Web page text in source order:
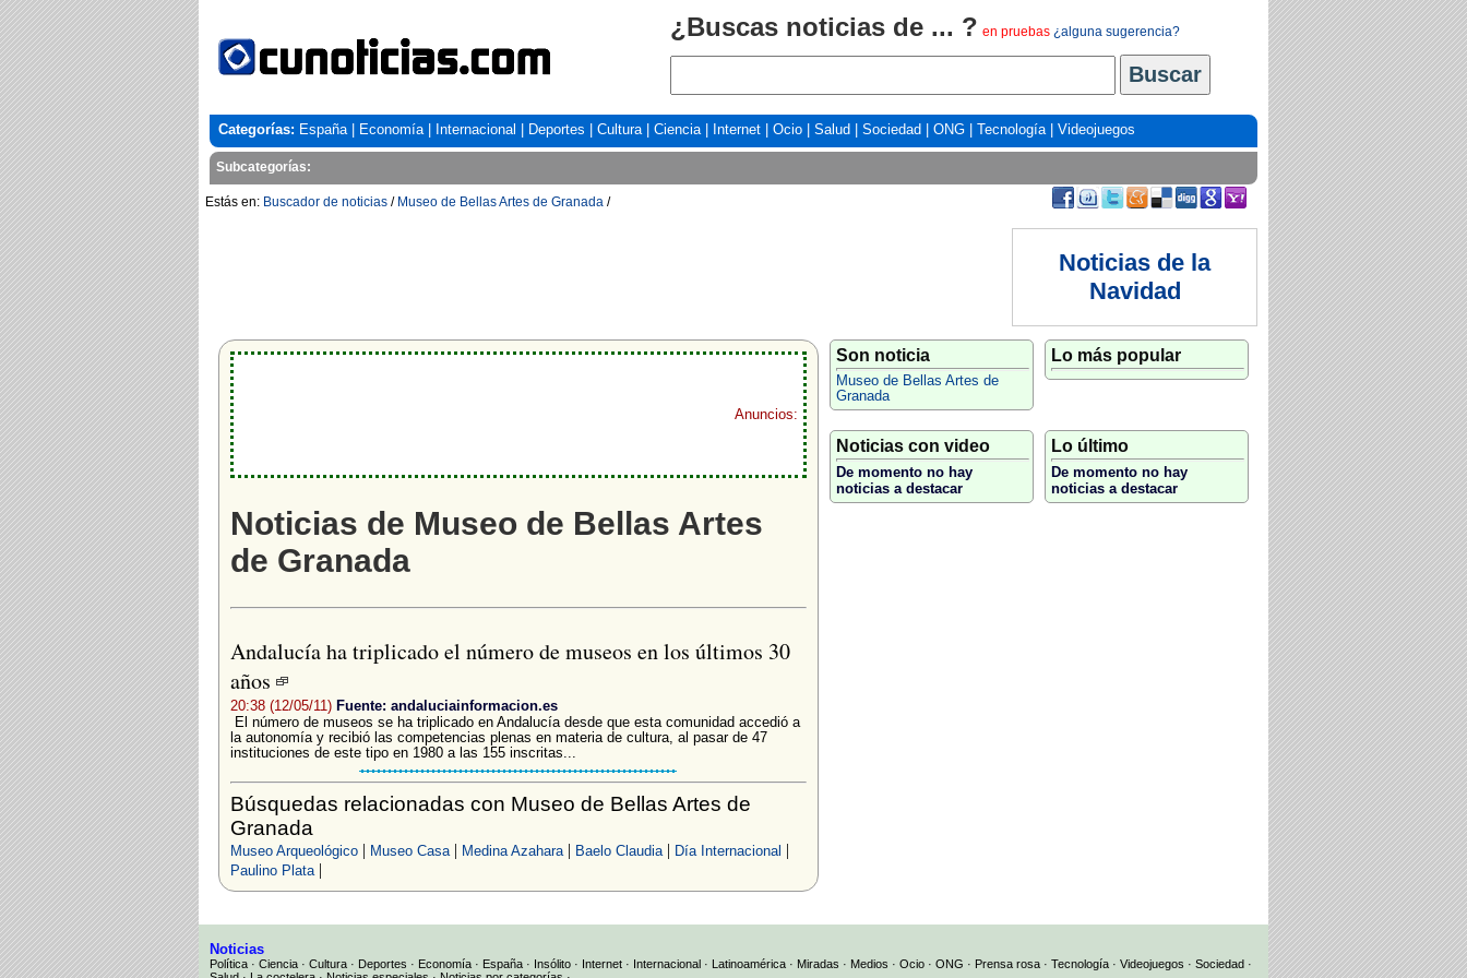
¿Buscas noticias de ... ? en pruebas ¿alguna sugerencia?
Categorías: España| Economía| Internacional Deportes Cultura| Ciencia| Internet Ocio Salud Sociedad ONG Tecnología| Videojuegos
Subcategorías:
Estás en: Buscador de noticias / Museo de Bellas Artes de Granada /
Noticias de la
Navidad
Anuncios:
Noticias de Museo de Bellas Artes
de Granada
Andalucía ha triplicado el número de museos en los últimos 30
años
20:38 (12/05/11) Fuente: andaluciainformacion.es
El número de museos se ha triplicado en Andalucía desde que esta comunidad accedió a
la autonomía y recibió las competencias plenas en materia de cultura, al pasar de 47
instituciones de este tipo en 1980 a las 155 inscritas...
Búsquedas relacionadas con Museo de Bellas Artes de
Granada
Museo Arqueológico| Museo Casa| Medina Azahara| Baelo Claudia| Día Internacional |
Paulino Plata|
Son noticia
Museo de Bellas Artes de
Granada
Lo más popular
Noticias con video
De momento no hay
noticias a destacar
Lo último
De momento no hay
noticias a destacar
Noticias
Política · Ciencia · Cultura · Deportes · Economía · España · Insólito · Internet · Internacional · Latinoamérica · Miradas · Medios · Ocio · ONG · Prensa rosa · Tecnología · Videojuegos · Sociedad ·